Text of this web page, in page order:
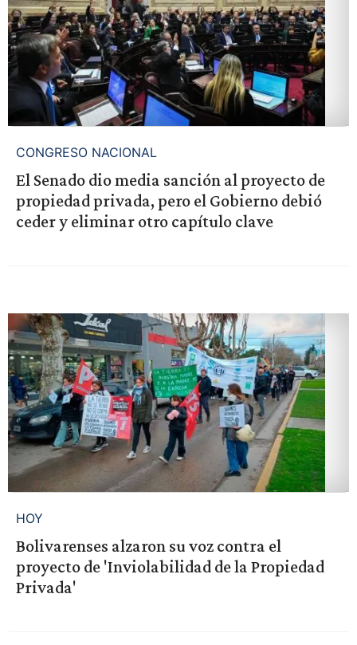
CONGRESO NACIONAL
El Senado dio media sanción al proyecto de
propiedad privada, pero el Gobierno debió
ceder y eliminar otro capítulo clave
HOY
Bolivarenses alzaron su voz contra el
proyecto de 'Inviolabilidad de la Propiedad
Privada'